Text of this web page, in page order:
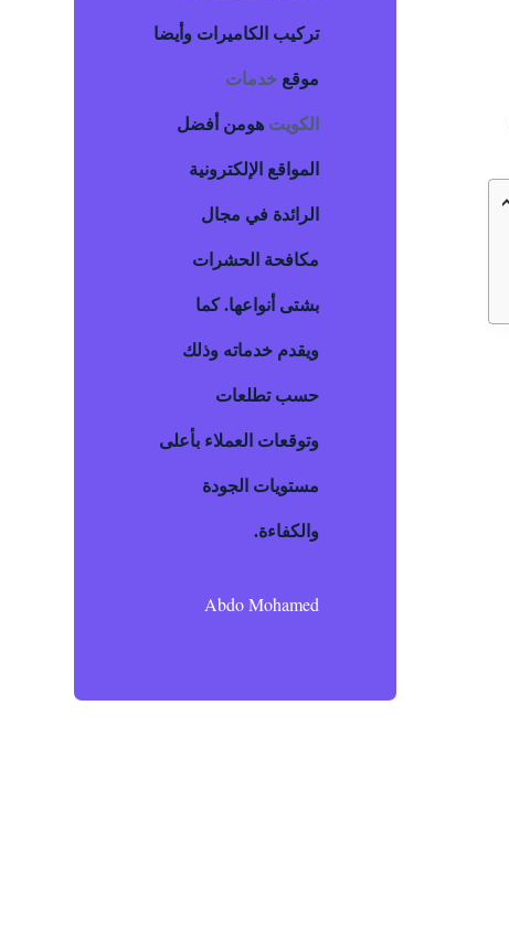
تركيب الكاميرات وأيضا
موقعخدمات
الكويتهومن أفضل
المواقع الإلكترونية
الرائدة في مجال
مكافحة الحشرات
بشتى أنواعها. كما
ويقدم خدماته وذلك
حسب تطلعات
وتوقعات العملاء بأعلى
مستويات الجودة
والكفاءة.
Abdo Mohamed